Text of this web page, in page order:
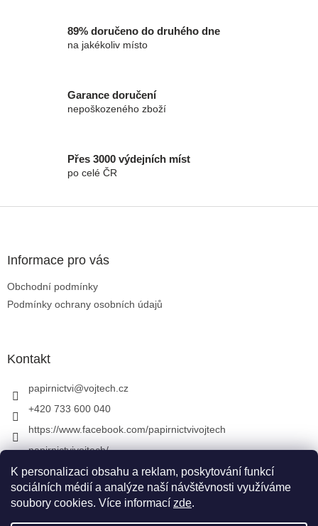
K personalizaci obsahu a reklam, poskytování funkcí
sociálních médií a analýze naší návštěvnosti využíváme
soubory cookies. Více informací zde.
89% doručeno do druhého dne
na jakékoliv místo
Garance doručení
nepoškozeného zboží
Přes 3000 výdejních míst
po celé ČR
Informace pro vás
Obchodní podmínky
Podmínky ochrany osobních údajů
Kontakt
papirnictvi@vojtech.cz
+420 733 600 040
https://www.facebook.com/papirnictvivojtech
papirnictvivojtech/
+420 733 600 040